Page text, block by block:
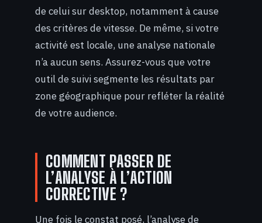
de celui sur desktop, notamment à cause
des critères de vitesse. De même, si votre
activité est locale, une analyse nationale
n’a aucun sens. Assurez-vous que votre
outil de suivi segmente les résultats par
zone géographique pour refléter la réalité
de votre audience.
COMMENT PASSER DE
L’ANALYSE À L’ACTION
CORRECTIVE ?
Une fois le constat posé, l’analyse de